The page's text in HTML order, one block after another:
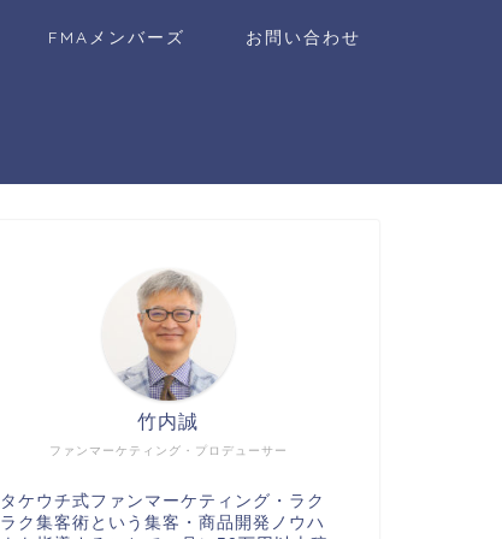
FMAメンバーズ お問い合わせ
ファンマーケティング・プロデューサー
竹内誠
タケウチ式ファンマーケティング・ラク
ラク集客術という集客・商品開発ノウハ